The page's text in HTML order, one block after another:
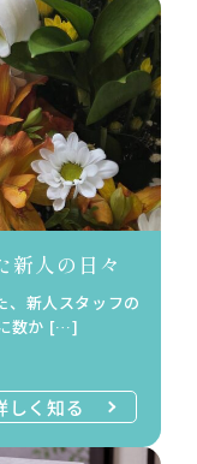
新人の日々
、新人スタッフの
数か […]
しく知る